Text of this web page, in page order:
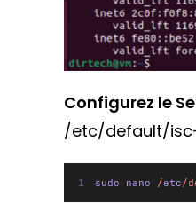
Configurez le
/etc/default/isc-
sudo nano /etc/